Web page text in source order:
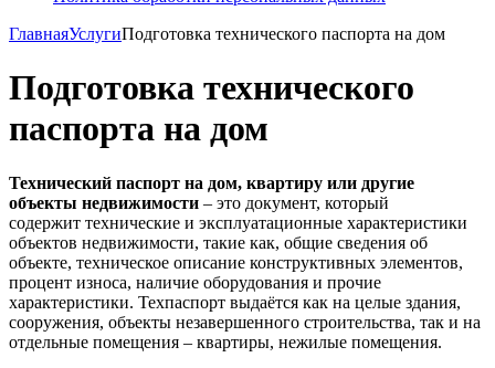
ГлавнаяУслугиПодготовка технического паспорта на дом
Подготовка технического
паспорта на дом
Технический паспорт на дом, квартиру или другие
объекты недвижимости – это документ, который
содержит технические и эксплуатационные характеристики
объектов недвижимости, такие как, общие сведения об
объекте, техническое описание конструктивных элементов,
процент износа, наличие оборудования и прочие
характеристики. Техпаспорт выдаётся как на целые здания,
сооружения, объекты незавершенного строительства, так и на
отдельные помещения – квартиры, нежилые помещения.